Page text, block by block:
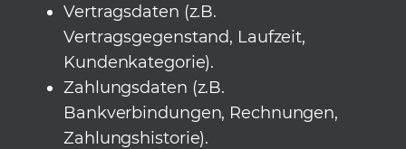
Vertragsdaten (z.B.
Vertragsgegenstand, Laufzeit,
Kundenkategorie).
Zahlungsdaten (z.B.
Bankverbindungen, Rechnungen,
Zahlungshistorie).